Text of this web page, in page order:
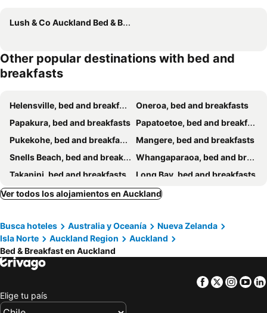
Lush & Co Auckland Bed & Breakfast
Other popular destinations with bed and
breakfasts
Helensville, bed and breakfasts
Oneroa, bed and breakfasts
Papakura, bed and breakfasts Papatoetoe, bed and breakfasts
Pukekohe, bed and breakfasts
Mangere, bed and breakfasts
Snells Beach, bed and breakfasts
Whangaparaoa, bed and breakfasts
Takanini, bed and breakfasts
Long Bay, bed and breakfasts
Manukau, bed and breakfasts Silverdale, bed and breakfasts
Freemans Bay, bed and breakfasts
Titirangi, bed and breakfasts
Albany, bed and breakfasts
Ver todos los alojamientos en Auckland
Busca hoteles Australia y Oceanía
Nueva Zelanda
Isla Norte
Auckland Region
Auckland
Bed & Breakfast en Auckland
Facebook
Twitter
Elige tu país